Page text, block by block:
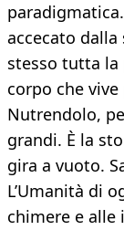
accecato dalla
stesso tutta la
corpo che
Nutrendolo,
grandi. È la
gira a vuoto.
L’Umanità di
chimere e alle